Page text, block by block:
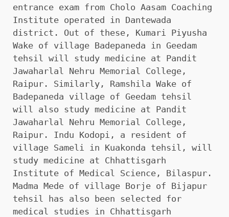
entrance exam from Cholo Aasam Coaching
Institute operated in Dantewada
district. Out of these, Kumari Piyusha
Wake of village Badepaneda in Geedam
tehsil will study medicine at Pandit
Jawaharlal Nehru Memorial College,
Raipur. Similarly, Ramshila Wake of
Badepaneda village of Geedam tehsil
will also study medicine at Pandit
Jawaharlal Nehru Memorial College,
Raipur. Indu Kodopi, a resident of
village Sameli in Kuakonda tehsil, will
study medicine at Chhattisgarh
Institute of Medical Science, Bilaspur.
Madma Mede of village Borje of Bijapur
tehsil has also been selected for
medical studies in Chhattisgarh